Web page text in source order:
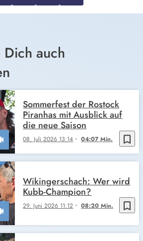
auch
bookmark_border
08. Juli 2026 13:14 04:07 Min.
Sommerfest der Rostock
Piranhas mit Ausblick auf
die neue Saison
bookmark_border
29. Juni 2026 11:12 08:20 Min.
Wikingerschach: Wer wird
Kubb-Champion?